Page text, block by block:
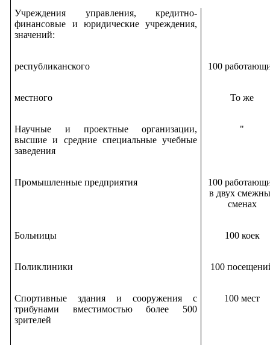
Учреждения управления, кредитно-
финансовые и юридические учреждения,
значений:
республиканского 100
местного То же
Научные и проектные организации,
высшие и средние специальные учебные
заведения
"
Промышленные предприятия
100
в двух
сменах
Больницы 100 коек
Поликлиники 100
Спортивные здания и сооружения с
трибунами вместимостью более 500
зрителей
100 мест